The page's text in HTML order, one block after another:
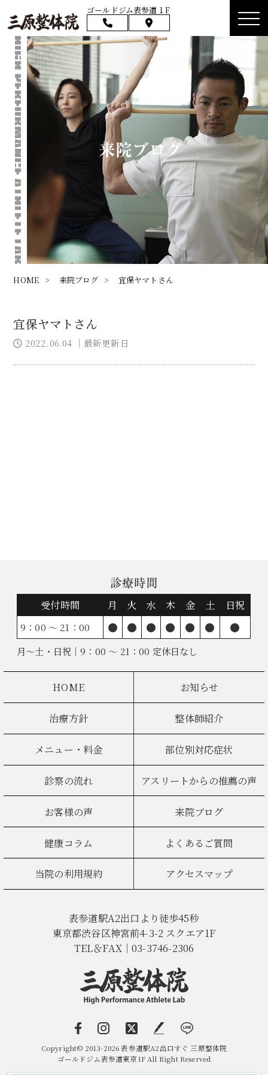
ゴールドジム表参道１F
来院ブログ
HOME > 来院ブログ > 宜保ヤマトさん
宜保ヤマトさん
2022.06.04 ｜最新更新日
診療時間
受付時間 月 火 水 木 金 土 日祝
9：00 ～ 21：00 ● ● ● ● ● ● ●
月～土・日祝｜9：00 ～ 21：00 定休日なし
HOME お知らせ
治療方針 整体師紹介
メニュー・料金 部位別対応症状
診察の流れ アスリートからの推薦の声
お客様の声 来院ブログ
健康コラム よくあるご質問
当院の利用規約 アクセスマップ
表参道駅A2出口より徒歩45秒
東京都渋谷区神宮前4-3-2 スクエア1F
TEL＆FAX｜03-3746-2306
Copyright© 2013-2026 表参道駅A2出口すぐ 三原整体院
ゴールドジム表参道東京1F All Right Reserved